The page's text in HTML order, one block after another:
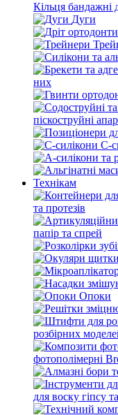
Кільця бандажні
Дуги
них
піскоструйні
С-
Технікам
та протезів
папір та спрей
Опоки
розбірних
фотополімерні
для воску гіпсу